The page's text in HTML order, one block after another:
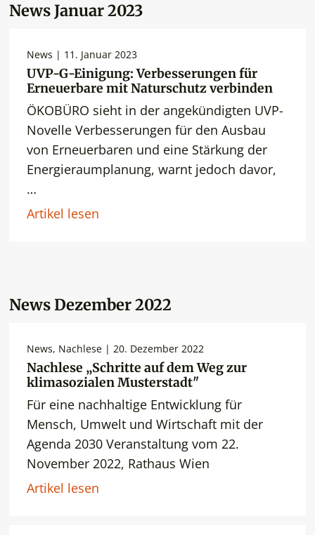
News Januar 2023
News | 11. Januar 2023
UVP-G-Einigung: Verbesserungen für
Erneuerbare mit Naturschutz verbinden
ÖKOBÜRO sieht in der angekündigten UVP-
Novelle Verbesserungen für den Ausbau
von Erneuerbaren und eine Stärkung der
Energieraumplanung, warnt jedoch davor,
…
Artikel lesen
News Dezember 2022
News, Nachlese | 20. Dezember 2022
Nachlese „Schritte auf dem Weg zur
klimasozialen Musterstadt"
Für eine nachhaltige Entwicklung für
Mensch, Umwelt und Wirtschaft mit der
Agenda 2030 Veranstaltung vom 22.
November 2022, Rathaus Wien
Artikel lesen